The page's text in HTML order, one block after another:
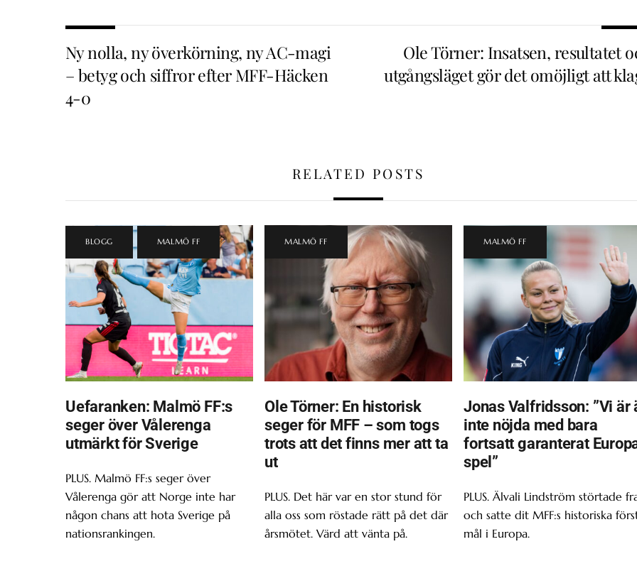
Ny nolla, ny överkörning, ny AC-magi
– betyg och siffror efter MFF-Häcken
4-0
Ole Törner: Insatsen, resultatet
utgångsläget gör det omöjligt att
RELATED POSTS
BLOGG MALMÖ FF
Uefaranken: Malmö FF:s
seger över Vålerenga
utmärkt för Sverige
PLUS. Malmö FF:s seger över
Vålerenga gör att Norge inte har
någon chans att hota Sverige på
nationsrankingen.
MALMÖ FF
Ole Törner: En historisk
seger för MFF – som togs
trots att det finns mer att ta
ut
PLUS. Det här var en stor stund för
alla oss som röstade rätt på det där
årsmötet. Värd att vänta på.
MALMÖ FF
Jonas Valfridsson: ”Vi är
inte nöjda med bara
fortsatt garanterat
spel”
PLUS. Älvali Lindström störtade
och satte dit MFF:s historiska
mål i Europa.